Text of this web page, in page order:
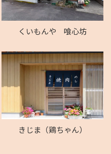
くいもんや 喰心坊
きじま（鶏ちゃん）